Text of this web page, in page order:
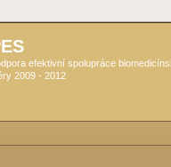
efektivní spolupráce
2009 - 2012